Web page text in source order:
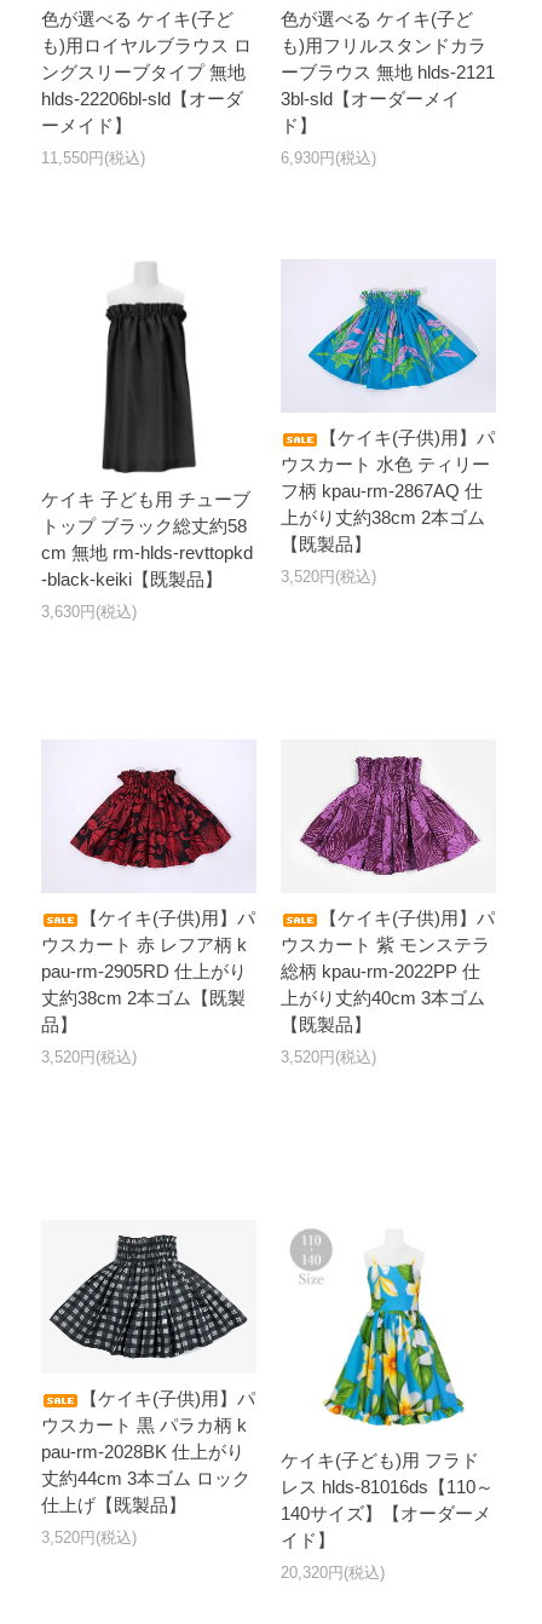
色が選べる ケイキ(子ど
も)用ロイヤルブラウス ロ
ングスリーブタイプ 無地
hlds-22206bl-sld【オーダ
ーメイド】
11,550円(税込)
色が選べる ケイキ(子ど
も)用フリルスタンドカラ
ーブラウス 無地 hlds-2121
3bl-sld【オーダーメイ
ド】
6,930円(税込)
ケイキ 子ども用 チューブ
トップ ブラック総丈約58
cm 無地 rm-hlds-revttopkd
-black-keiki【既製品】
3,630円(税込)
【ケイキ(子供)用】パ
ウスカート 水色 ティリー
フ柄 kpau-rm-2867AQ 仕
上がり丈約38cm 2本ゴム
【既製品】
3,520円(税込)
【ケイキ(子供)用】パ
ウスカート 赤 レフア柄 k
pau-rm-2905RD 仕上がり
丈約38cm 2本ゴム【既製
品】
3,520円(税込)
【ケイキ(子供)用】パ
ウスカート 紫 モンステラ
総柄 kpau-rm-2022PP 仕
上がり丈約40cm 3本ゴム
【既製品】
3,520円(税込)
【ケイキ(子供)用】パ
ウスカート 黒 パラカ柄 k
pau-rm-2028BK 仕上がり
丈約44cm 3本ゴム ロック
仕上げ【既製品】
3,520円(税込)
ケイキ(子ども)用 フラド
レス hlds-81016ds【110～
140サイズ】【オーダーメ
イド】
20,320円(税込)